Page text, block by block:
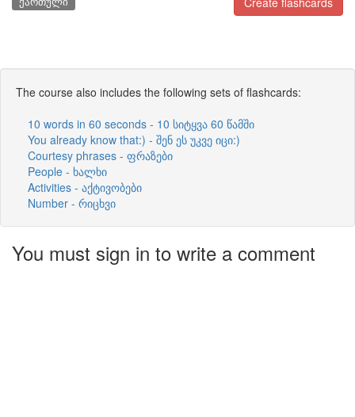
The course also includes the following sets of flashcards:
10 words in 60 seconds - 10 სიტყვა 60 წამში
You already know that:) - შენ ეს უკვე იცი:)
Courtesy phrases - ფრაზები
People - ხალხი
Activities - აქტივობები
Number - რიცხვი
You must sign in to write a comment